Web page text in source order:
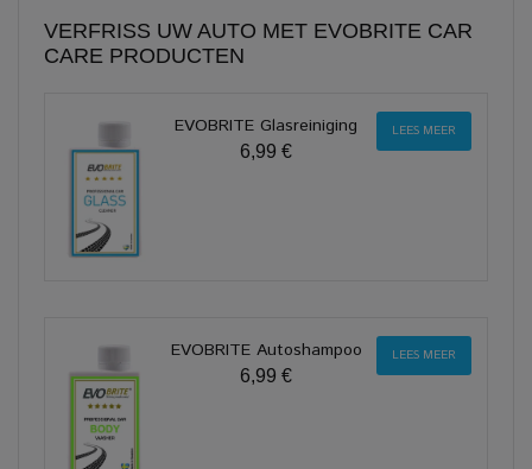
VERFRISS UW AUTO MET EVOBRITE CAR
CARE PRODUCTEN
EVOBRITE Glasreiniging
6,99 €
LEES MEER
EVOBRITE Autoshampoo
6,99 €
LEES MEER